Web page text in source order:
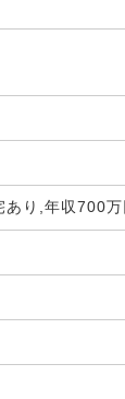
り,年収700